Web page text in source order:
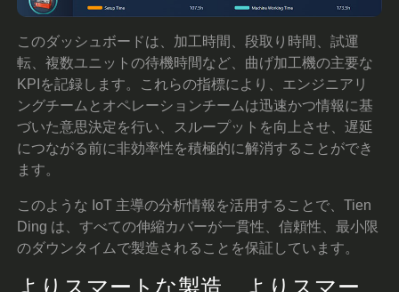
このダッシュボードは、加工時間、段取り時間、試運
転、複数ユニットの待機時間など、曲げ加工機の主要な
KPIを記録します。これらの指標により、エンジニアリ
ングチームとオペレーションチームは迅速かつ情報に基
づいた意思決定を行い、スループットを向上させ、遅延
につながる前に非効率性を積極的に解消することができ
ます。
このような IoT 主導の分析情報を活用することで、Tien
Ding は、すべての伸縮カバーが一貫性、信頼性、最小限
のダウンタイムで製造されることを保証しています。
よりスマートな製造、よりスマー